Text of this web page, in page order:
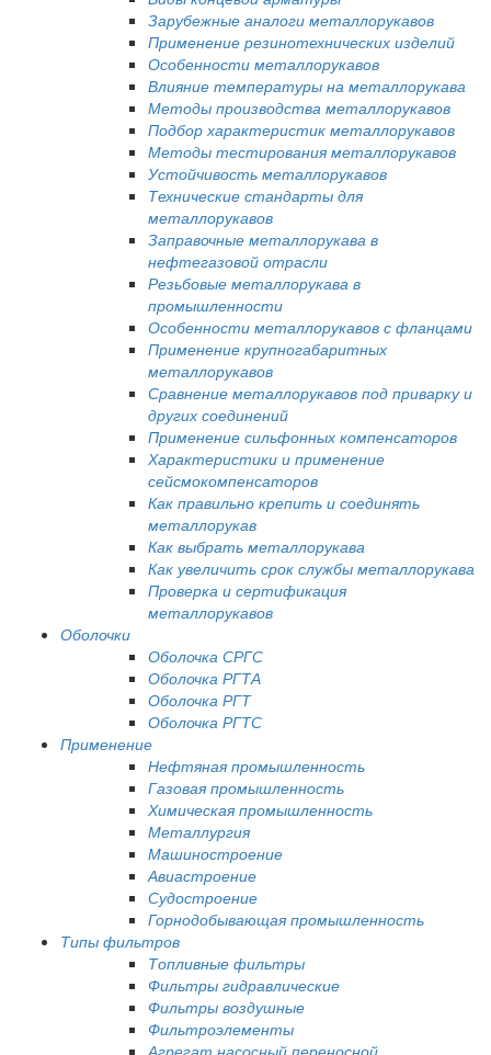
Зарубежные аналоги металлорукавов
Применение резинотехнических изделий
Особенности металлорукавов
Влияние температуры на металлорукава
Методы производства металлорукавов
Подбор характеристик металлорукавов
Методы тестирования металлорукавов
Устойчивость металлорукавов
Технические стандарты для
металлорукавов
Заправочные металлорукава в
нефтегазовой отрасли
Резьбовые металлорукава в
промышленности
Особенности металлорукавов с фланцами
Применение крупногабаритных
металлорукавов
Сравнение металлорукавов под приварку и
других соединений
Применение сильфонных компенсаторов
Характеристики и применение
сейсмокомпенсаторов
Как правильно крепить и соединять
металлорукав
Как выбрать металлорукава
Как увеличить срок службы металлорукава
Проверка и сертификация
металлорукавов
Оболочки
Оболочка СРГС
Оболочка РГТА
Оболочка РГТ
Оболочка РГТС
Применение
Нефтяная промышленность
Газовая промышленность
Химическая промышленность
Металлургия
Машиностроение
Авиастроение
Судостроение
Горнодобывающая промышленность
Типы фильтров
Топливные фильтры
Фильтры гидравлические
Фильтры воздушные
Фильтроэлементы